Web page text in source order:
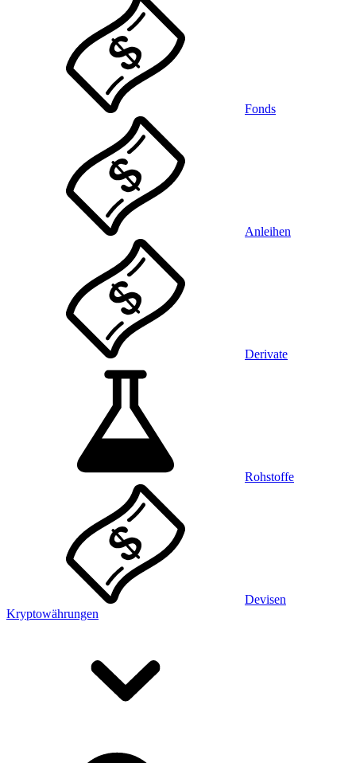
Fonds
Anleihen
Derivate
Rohstoffe
Devisen
Kryptowährungen